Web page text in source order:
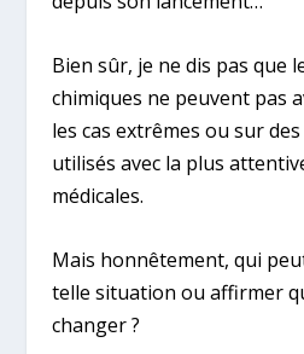
Bien sûr, je ne dis pas que
chimiques ne peuvent pas
les cas extrêmes ou sur
utilisés avec la plus
médicales.
Mais honnêtement, qui
telle situation ou affirmer
changer ?